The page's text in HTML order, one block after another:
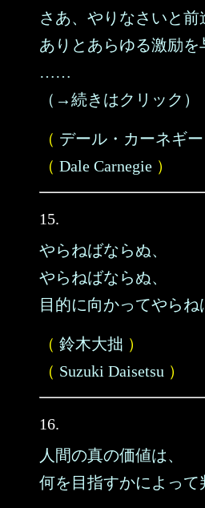
さあ、やりなさいと前
ありとあらゆる激励を
……
（→続きはクリック）
（ デール・カーネギー
（ Dale Carnegie ）
15.
やらねばならぬ、
やらねばならぬ、
目的に向かってやらね
（ 鈴木大拙 ）
（ Suzuki Daisetsu ）
16.
人間の真の価値は、
何を目指すかによって